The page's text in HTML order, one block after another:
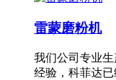
雷蒙磨粉机
我们公司专业
经验，科菲达